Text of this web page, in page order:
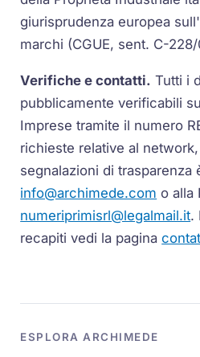
giurisprudenza europea
marchi (CGUE, sent. C-
Verifiche e contatti. Tutti i
pubblicamente verificabili
Imprese tramite il numero
richieste relative al
segnalazioni di trasparenza
info@archimede.com o alla
numeriprimisrl@legalmail.it.
recapiti vedi la pagina
ESPLORA ARCHIMEDE